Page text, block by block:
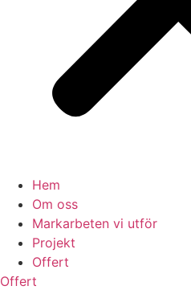
Hem
Om oss
Markarbeten vi utför
Projekt
Offert
Offert